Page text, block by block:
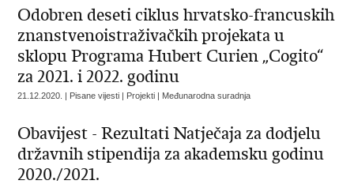
Odobren deseti ciklus hrvatsko-francuskih
znanstvenoistraživačkih projekata u
sklopu Programa Hubert Curien „Cogito“
za 2021. i 2022. godinu
21.12.2020. | Pisane vijesti | Projekti | Međunarodna suradnja
Obavijest - Rezultati Natječaja za dodjelu
državnih stipendija za akademsku godinu
2020./2021.